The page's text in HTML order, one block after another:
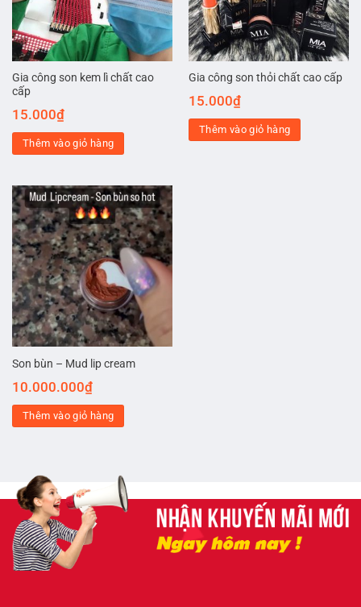
Gia công son kem lì chất cao
cấp
15.000₫
Thêm vào giỏ hàng
Gia công son thỏi chất cao cấp
15.000₫
Thêm vào giỏ hàng
Son bùn – Mud lip cream
10.000.000₫
Thêm vào giỏ hàng